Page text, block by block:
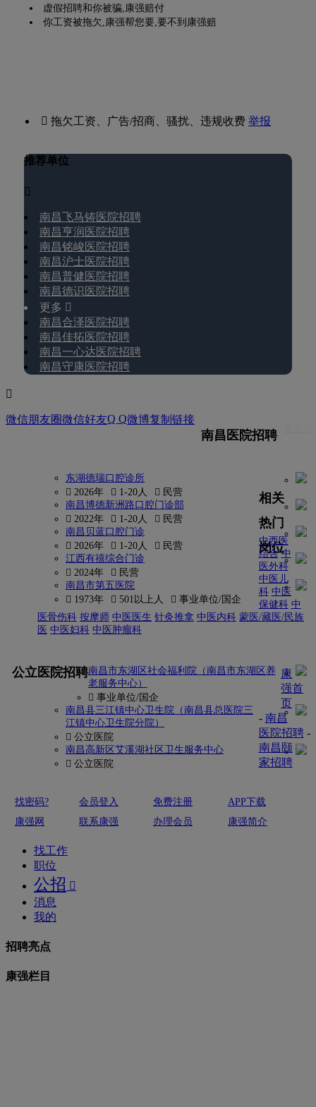
虚假招聘和你被骗,康强赔付
你工资被拖欠,康强帮您要,要不到康强赔
 拖欠工资、广告/招商、骚扰、违规收费举报
推荐单位

南昌飞马铸医院招聘
南昌亨润医院招聘
南昌铭峻医院招聘
南昌沪士医院招聘
南昌普健医院招聘
南昌德识医院招聘
更多 
南昌合泽医院招聘
南昌佳拓医院招聘
南昌一心达医院招聘
南昌守康医院招聘

微信朋友圈微信好友Q Q微博复制链接
南昌医院招聘
东湖德瑞口腔诊所
 2026年
 1-20人
 民营
南昌博德新洲路口腔门诊部
 2022年
 1-20人
 民营
南昌贝蓝口腔门诊
 2026年
 1-20人
 民营
江西有禧综合门诊
 2024年
 民营
南昌市第五医院
 1973年
 501以上人  事业单位/国企
相关
热门
岗位
中西医
结合 中
医外科
中医儿
科 中医
保健科 中
医骨伤科 按摩师 中医医生 针灸推拿 中医内科 蒙医/藏医/民族
医 中医妇科 中医肿瘤科
公立医院招聘南昌市东湖区社会福利院（南昌市东湖区养
老服务中心）
 事业单位/国企
南昌县三江镇中心卫生院（南昌县总医院三
江镇中心卫生院分院）
 公立医院
南昌高新区艾溪湖社区卫生服务中心
 公立医院
康
强首
页
- 南昌
医院招聘-
南昌颐
家招聘
找密码? 会员登入 免费注册
APP下载
康强网
联系康强 办理会员 康强简介
找工作
职位
公招 
消息
我的
招聘亮点
康强栏目